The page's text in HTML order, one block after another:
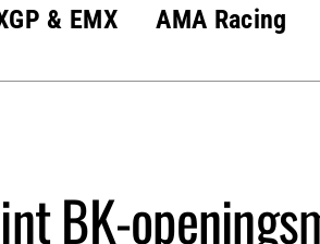
& EMX AMA Racing
BK-